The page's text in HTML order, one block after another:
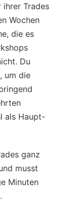
ihrer Trades
Wochen
die es
Du
um die
als Haupt-
ganz
musst
Minuten